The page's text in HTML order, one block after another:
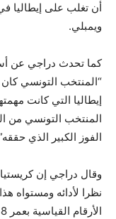
أن تغلب على إيطاليا
ويمبلي.
كما تحدث دراجي عن
“المنتخب التونسي كان
إيطاليا التي كانت
المنتخب التونسي من
الفوز الكبير الذي
وقال دراجي إن
نظرا لأدائه ومستواه
الأرقام القياسية بعمر 38 عاما.